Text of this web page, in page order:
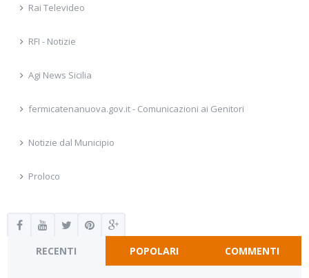
Rai Televideo
RFI - Notizie
Agi News Sicilia
fermicatenanuova.gov.it - Comunicazioni ai Genitori
Notizie dal Municipio
Proloco
RECENTI POPOLARI COMMENTI